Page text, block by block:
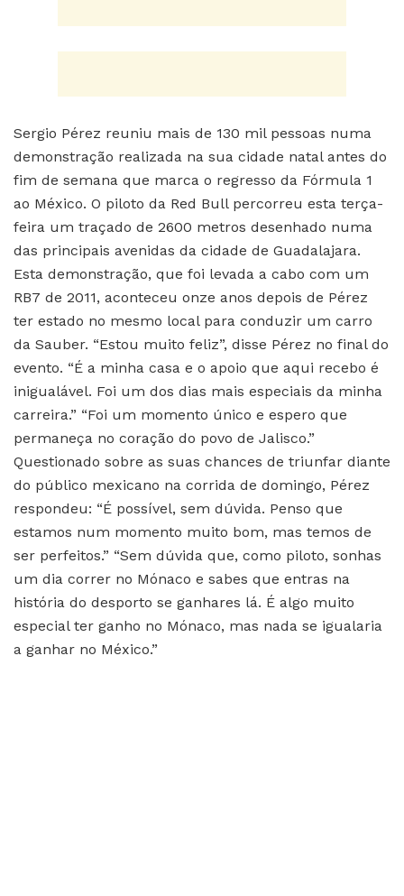
Sergio Pérez reuniu mais de 130 mil pessoas numa
demonstração realizada na sua cidade natal antes do
fim de semana que marca o regresso da Fórmula 1
ao México. O piloto da Red Bull percorreu esta terça-
feira um traçado de 2600 metros desenhado numa
das principais avenidas da cidade de Guadalajara.
Esta demonstração, que foi levada a cabo com um
RB7 de 2011, aconteceu onze anos depois de Pérez
ter estado no mesmo local para conduzir um carro
da Sauber. “Estou muito feliz”, disse Pérez no final do
evento. “É a minha casa e o apoio que aqui recebo é
inigualável. Foi um dos dias mais especiais da minha
carreira.” “Foi um momento único e espero que
permaneça no coração do povo de Jalisco.”
Questionado sobre as suas chances de triunfar diante
do público mexicano na corrida de domingo, Pérez
respondeu: “É possível, sem dúvida. Penso que
estamos num momento muito bom, mas temos de
ser perfeitos.” “Sem dúvida que, como piloto, sonhas
um dia correr no Mónaco e sabes que entras na
história do desporto se ganhares lá. É algo muito
especial ter ganho no Mónaco, mas nada se igualaria
a ganhar no México.”